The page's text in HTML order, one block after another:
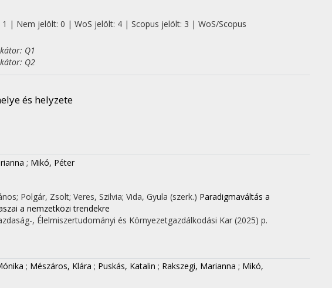
| Nem jelölt: 0 | WoS jelölt: 4 | Scopus jelölt: 3 | WoS/Scopus
Q1
Q2
és helyzete
; Mikó, Péter
Polgár, Zsolt; Veres, Szilvia; Vida, Gyula (szerk.) Paradigmaváltás a
a nemzetközi trendekre
, Élelmiszertudományi és Környezetgazdálkodási Kar (2025) p.
; Mészáros, Klára ; Puskás, Katalin ; Rakszegi, Marianna ; Mikó,